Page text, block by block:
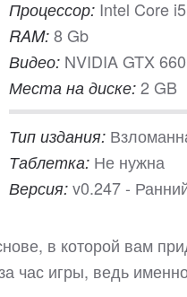
Процессор: Intel Core i5
RAM: 8 Gb
Видео: NVIDIA GTX
Места на диске: 2 GB
Тип издания:
Таблетка: Не нужна
Версия: v0.247 -
в которой вам
час игры, ведь